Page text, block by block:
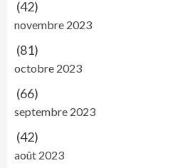
(42)
novembre 2023
(81)
octobre 2023
(66)
septembre 2023
(42)
août 2023